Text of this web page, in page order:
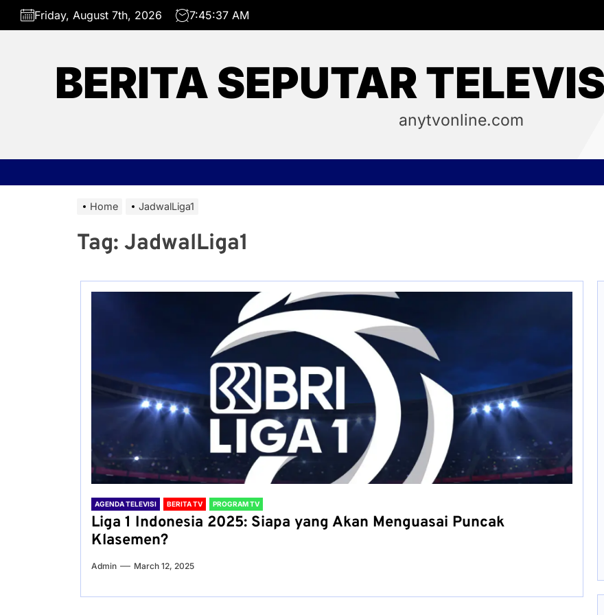
Skip
Friday, August 7th, 2026 7:45:37 AM
BERITA SEPUTAR
anytvonline.com
Home JadwalLiga1
Tag: JadwalLiga1
AGENDA TELEVISI BERITA TV PROGRAM TV
Liga 1 Indonesia 2025: Siapa yang Akan Menguasai Puncak
Klasemen?
Admin March 12, 2025